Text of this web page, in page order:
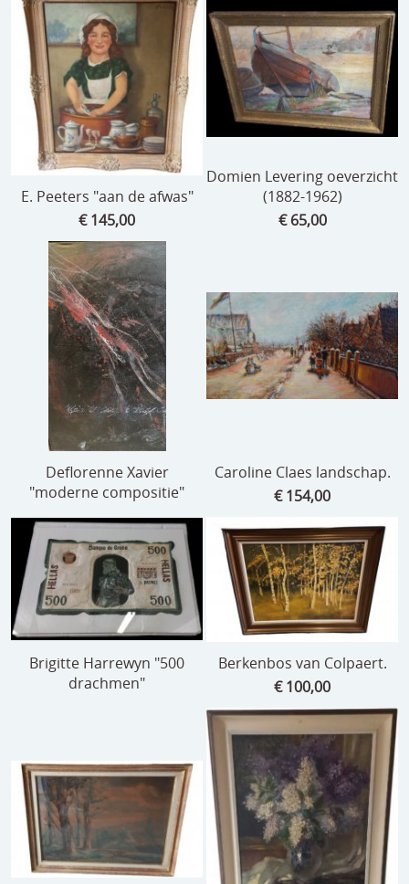
E. Peeters "aan de afwas"
€ 145,00
Domien Levering oeverzicht
(1882-1962)
€ 65,00
Deflorenne Xavier
"moderne compositie"
Caroline Claes landschap.
€ 154,00
Brigitte Harrewyn "500
drachmen"
Berkenbos van Colpaert.
€ 100,00